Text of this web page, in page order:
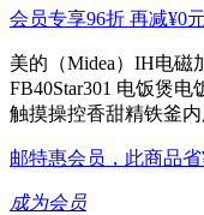
会员专享96折 再减¥0元
美的（Midea）IH电磁
FB40Star301 电饭煲电
触摸操控香甜精铁釜
邮特惠会员，此商品省
成为会员